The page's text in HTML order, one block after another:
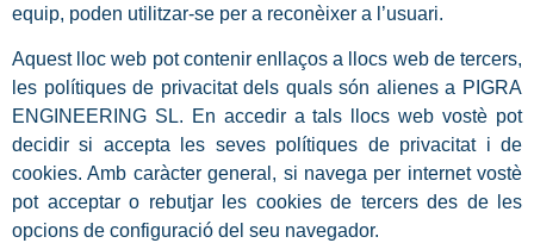
equip, poden utilitzar-se per a reconèixer a l’usuari.
Aquest lloc web pot contenir enllaços a llocs web de tercers,
les polítiques de privacitat dels quals són alienes a PIGRA
ENGINEERING SL. En accedir a tals llocs web vostè pot
decidir si accepta les seves polítiques de privacitat i de
cookies. Amb caràcter general, si navega per internet vostè
pot acceptar o rebutjar les cookies de tercers des de les
opcions de configuració del seu navegador.